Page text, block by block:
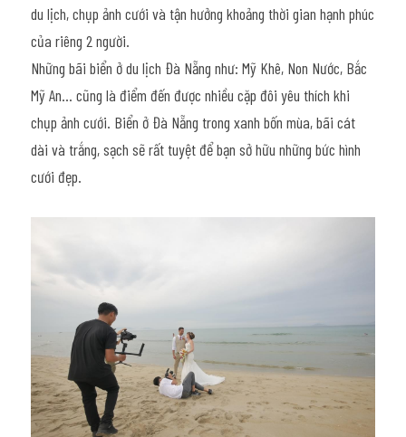
du lịch, chụp ảnh cưới và tận hưởng khoảng thời gian hạnh phúc
của riêng 2 người.
Những bãi biển ở du lịch Đà Nẵng như: Mỹ Khê, Non Nước, Bắc
Mỹ An… cũng là điểm đến được nhiều cặp đôi yêu thích khi
chụp ảnh cưới. Biển ở Đà Nẵng trong xanh bốn mùa, bãi cát
dài và trắng, sạch sẽ rất tuyệt để bạn sở hữu những bức hình
cưới đẹp.